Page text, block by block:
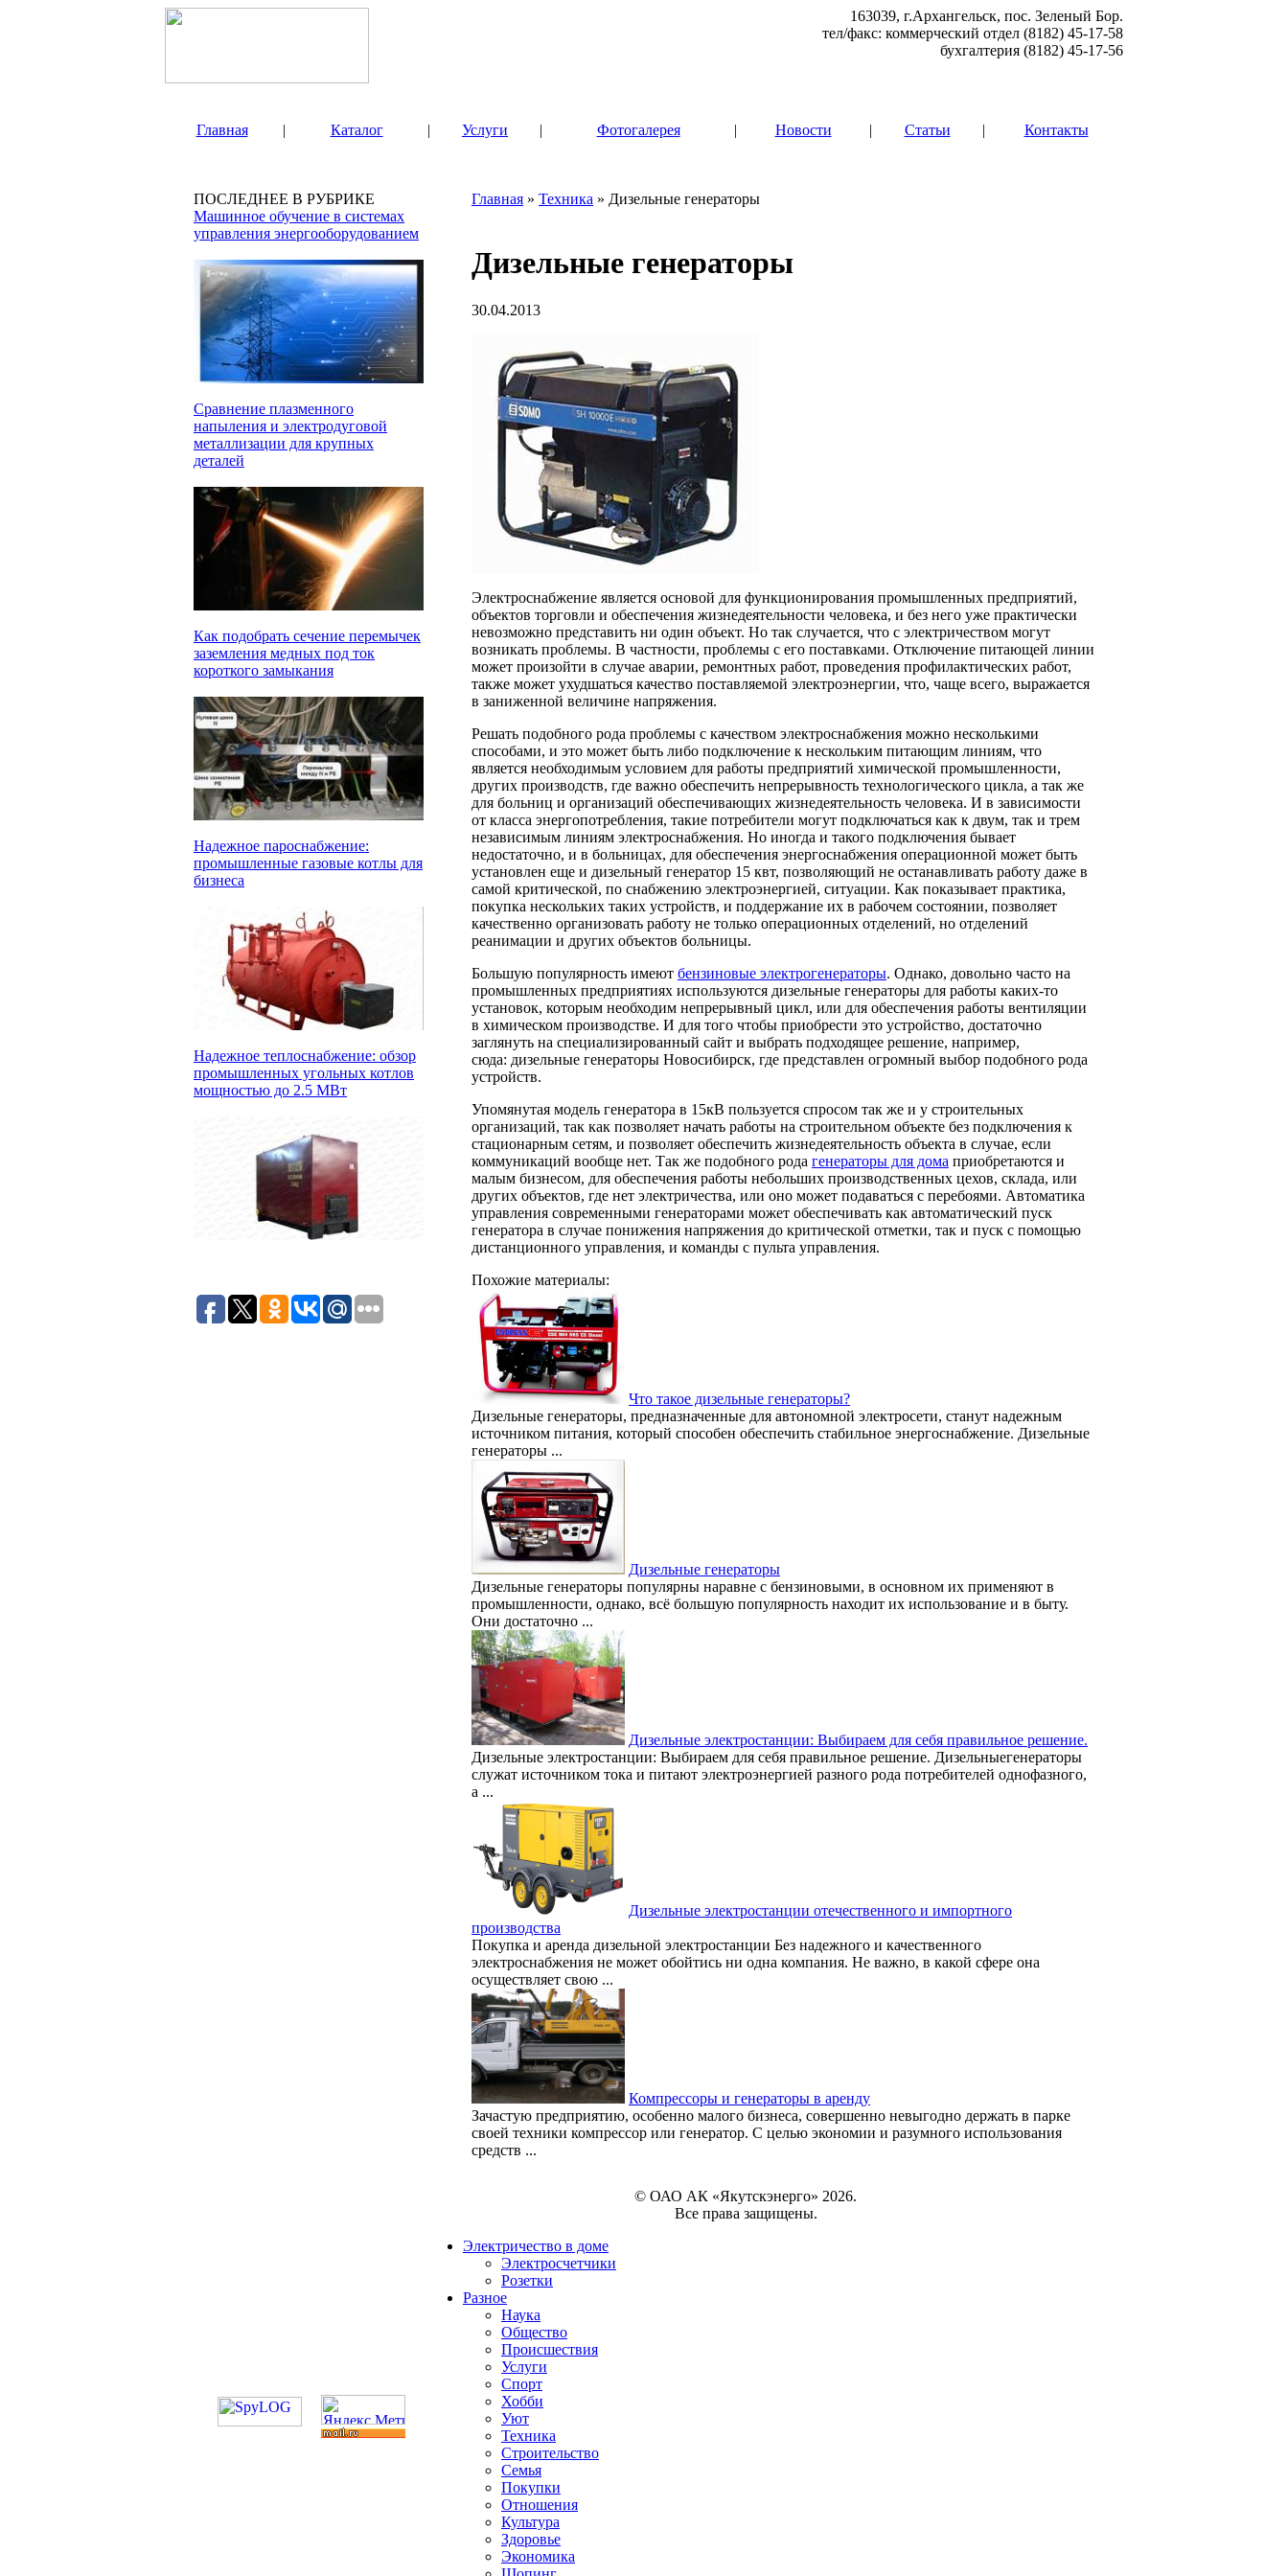
163039, г.Архангельск, пос. Зеленый Бор.
тел/факс: коммерческий отдел (8182) 45-17-58
бухгалтерия (8182) 45-17-56
Главная | Каталог | Услуги | Фотогалерея | Новости | Статьи | Контакты
ПОСЛЕДНЕЕ В РУБРИКЕ
Машинное обучение в системах
управления энергооборудованием
Сравнение плазменного
напыления и электродуговой
металлизации для крупных
деталей
Как подобрать сечение перемычек
заземления медных под ток
короткого замыкания
Надежное пароснабжение:
промышленные газовые котлы для
бизнеса
Надежное теплоснабжение: обзор
промышленных угольных котлов
мощностью до 2.5 МВт
Главная » Техника » Дизельные генераторы
Дизельные генераторы
30.04.2013
Электроснабжение является основой для функционирования промышленных предприятий,
объектов торговли и обеспечения жизнедеятельности человека, и без него уже практически
невозможно представить ни один объект. Но так случается, что с электричеством могут
возникать проблемы. В частности, проблемы с его поставками. Отключение питающей линии
может произойти в случае аварии, ремонтных работ, проведения профилактических работ,
также может ухудшаться качество поставляемой электроэнергии, что, чаще всего, выражается
в заниженной величине напряжения.
Решать подобного рода проблемы с качеством электроснабжения можно несколькими
способами, и это может быть либо подключение к нескольким питающим линиям, что
является необходимым условием для работы предприятий химической промышленности,
других производств, где важно обеспечить непрерывность технологического цикла, а так же
для больниц и организаций обеспечивающих жизнедеятельность человека. И в зависимости
от класса энергопотребления, такие потребители могут подключаться как к двум, так и трем
независимым линиям электроснабжения. Но иногда и такого подключения бывает
недостаточно, и в больницах, для обеспечения энергоснабжения операционной может быть
установлен еще и дизельный генератор 15 квт, позволяющий не останавливать работу даже в
самой критической, по снабжению электроэнергией, ситуации. Как показывает практика,
покупка нескольких таких устройств, и поддержание их в рабочем состоянии, позволяет
качественно организовать работу не только операционных отделений, но отделений
реанимации и других объектов больницы.
Большую популярность имеют бензиновые электрогенераторы. Однако, довольно часто на
промышленных предприятиях используются дизельные генераторы для работы каких-то
установок, которым необходим непрерывный цикл, или для обеспечения работы вентиляции
в химическом производстве. И для того чтобы приобрести это устройство, достаточно
заглянуть на специализированный сайт и выбрать подходящее решение, например,
сюда: дизельные генераторы Новосибирск, где представлен огромный выбор подобного рода
устройств.
Упомянутая модель генератора в 15кВ пользуется спросом так же и у строительных
организаций, так как позволяет начать работы на строительном объекте без подключения к
стационарным сетям, и позволяет обеспечить жизнедеятельность объекта в случае, если
коммуникаций вообще нет. Так же подобного рода генераторы для дома приобретаются и
малым бизнесом, для обеспечения работы небольших производственных цехов, склада, или
других объектов, где нет электричества, или оно может подаваться с перебоями. Автоматика
управления современными генераторами может обеспечивать как автоматический пуск
генератора в случае понижения напряжения до критической отметки, так и пуск с помощью
дистанционного управления, и команды с пульта управления.
Похожие материалы:
Что такое дизельные генераторы?
Дизельные генераторы, предназначенные для автономной электросети, станут надежным
источником питания, который способен обеспечить стабильное энергоснабжение. Дизельные
генераторы ...
Дизельные генераторы
Дизельные генераторы популярны наравне с бензиновыми, в основном их применяют в
промышленности, однако, всё большую популярность находит их использование и в быту.
Они достаточно ...
Дизельные электростанции: Выбираем для себя правильное решение.
Дизельные электростанции: Выбираем для себя правильное решение. Дизельныегенераторы
служат источником тока и питают электроэнергией разного рода потребителей однофазного,
а ...
Дизельные электростанции отечественного и импортного
производства
Покупка и аренда дизельной электростанции Без надежного и качественного
электроснабжения не может обойтись ни одна компания. Не важно, в какой сфере она
осуществляет свою ...
Компрессоры и генераторы в аренду
Зачастую предприятию, особенно малого бизнеса, совершенно невыгодно держать в парке
своей техники компрессор или генератор. С целью экономии и разумного использования
средств ...
© ОАО АК «Якутскэнерго» 2026.
Все права защищены.
Электричество в доме
Электросчетчики
Розетки
Разное
Наука
Общество
Происшествия
Услуги
Спорт
Хобби
Уют
Техника
Строительство
Семья
Покупки
Отношения
Культура
Здоровье
Экономика